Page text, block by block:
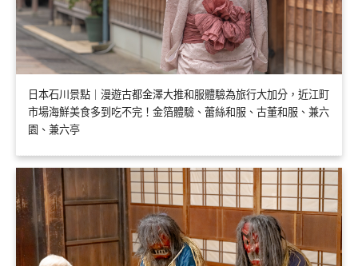
日本石川景點｜漫遊古都金澤大推和服體驗為旅行大加分，近江町
市場海鮮美食多到吃不完！金箔體驗、蕾絲和服、古董和服、兼六
園、兼六亭